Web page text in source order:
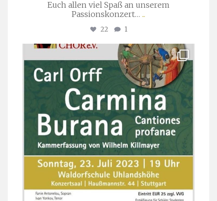
Euch allen viel Spaß an unserem
Passionskonzert… ...
22 1
stuttgarter_oratorienchor
Juli 22